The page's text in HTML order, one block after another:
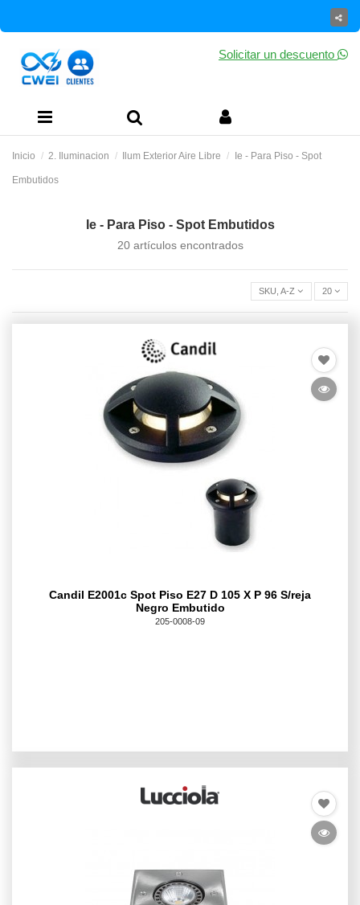
Solicitar un descuento
Inicio 2. Iluminacion Ilum Exterior Aire Libre Ie - Para Piso - Spot
Embutidos
Ie - Para Piso - Spot Embutidos
20 artículos encontrados
SKU, A-Z
Candil E2001c Spot Piso E27 D 105 X P 96 S/reja
Negro Embutido
205-0008-09